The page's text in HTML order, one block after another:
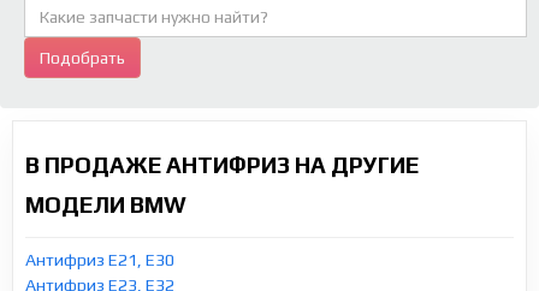
Подобрать
В ПРОДАЖЕ АНТИФРИЗ НА ДРУГИЕ
МОДЕЛИ BMW
Антифриз E21, E30
Антифриз E23, E32